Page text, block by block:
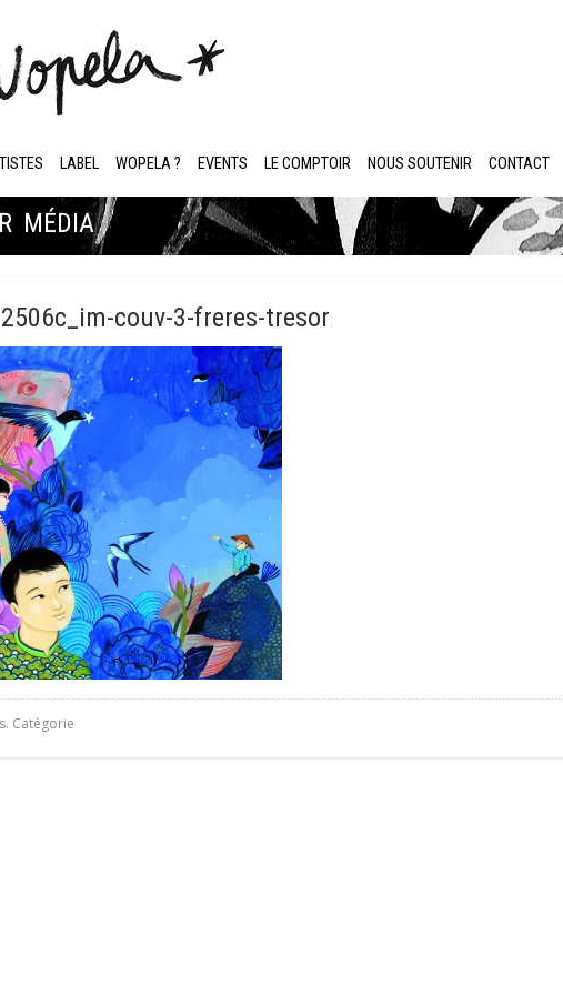
LABEL WOPELA ? EVENTS LE COMPTOIR NOUS SOUTENIR CONTACT
MÉDIA
couv-3-freres-tresor
Catégorie